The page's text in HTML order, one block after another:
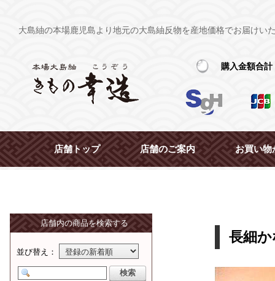
大島紬の本場鹿児島より地元の大島紬反物を産地価格でお届けい
購入金額合計
店舗トップ 店舗のご案内 お買い物
店舗内の商品を検索する
並び替え：
長細